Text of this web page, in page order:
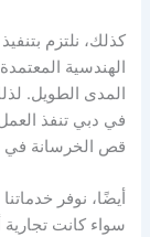
كذلك، نلتزم
الهندسية
المدى الطويل.
في دبي تنفذ
قص الخرسانة في
أيضًا، نوفر
سواء كانت